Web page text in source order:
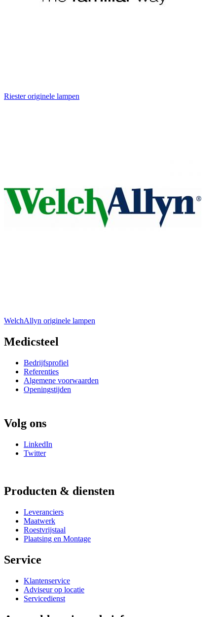
Riester originele lampen
WelchAllyn originele lampen
Medicsteel
Bedrijfsprofiel
Referenties
Algemene voorwaarden
Openingstijden
Volg ons
LinkedIn
Twitter
Producten & diensten
Leveranciers
Maatwerk
Roestvrijstaal
Plaatsing en Montage
Service
Klantenservice
Adviseur op locatie
Servicedienst